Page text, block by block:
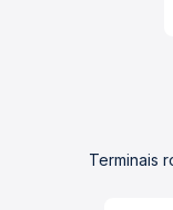
Terminais